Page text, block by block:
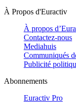
À Propos d'Euractiv
À propos
Contactez-nous
Mediahuis
Communiqués
Publicité
Abonnements
Euractiv Pro